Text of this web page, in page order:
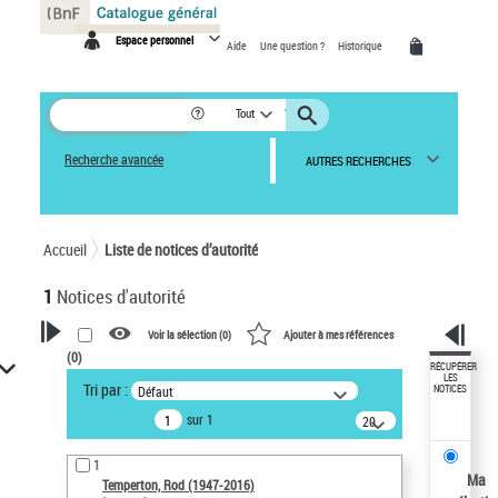
Espace personnel Aide Une question ? Historique
Tout
Recherche avancée AUTRES RECHERCHES
Accueil Liste de notices d’autorité
1 Notices d'autorité
VOTRE RECHERCHE
Recherche avancée dans les
notices d’autorité
Œuvres liées à l'auteur :
Temperton, Rod (1947-2016)
Voir la sélection (0) Ajouter à mes références
(0)
Tri par : Défaut
sur 1
20
résultats/page
1
Temperton, Rod (1947-2016)
RÉCUPÉRER
LES
NOTICES
Ma
Panneau de gestion des cookies